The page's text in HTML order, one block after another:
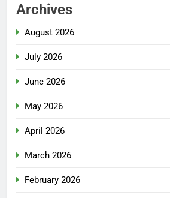
Archives
August 2026
July 2026
June 2026
May 2026
April 2026
March 2026
February 2026